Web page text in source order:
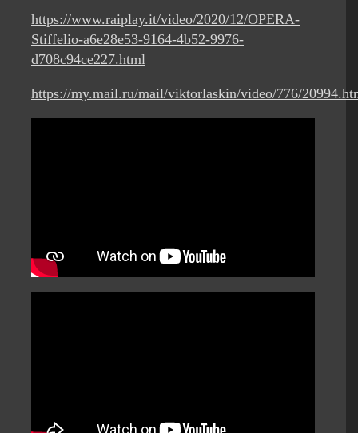
https://www.raiplay.it/video/2020/12/OPERA-
Stiffelio-a6e28e53-9164-4b52-9976-
d708c94ce227.html
https://my.mail.ru/mail/viktorlaskin/video/776/